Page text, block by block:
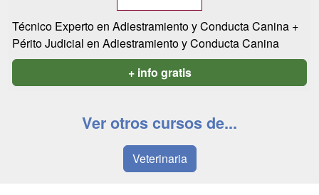
Técnico Experto en Adiestramiento y Conducta Canina +
Périto Judicial en Adiestramiento y Conducta Canina
+ info gratis
Ver otros cursos de...
Veterinaria